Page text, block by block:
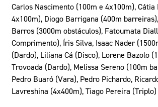
Carlos Nascimento (100m e 4x100m),
4x100m), Diogo Barrigana (400m
Barros (3000m obstáculos), Fatoumata
Comprimento), Íris Silva, Isaac Nader
(Dardo), Liliana Cá (Disco), Lorene Bazolo
Trovoada (Dardo), Melissa Sereno (100m
Pedro Buaró (Vara), Pedro Pichardo,
Lavreshina (4x400m), Tiago Pereira